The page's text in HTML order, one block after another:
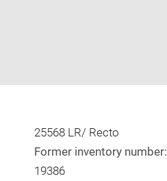
25568 LR/ Recto
Former inventory number:
19386